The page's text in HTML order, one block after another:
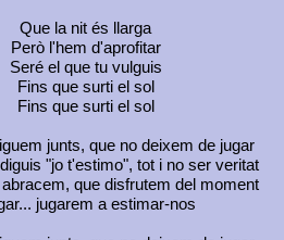
Que la nit és llarga
Però l'hem d'aprofitar
Seré el que tu vulguis
Fins que surti el sol
Fins que surti el sol
junts, que no deixem de jugar
"jo t'estimo", tot i no ser veritat
que disfrutem del moment
jugarem a estimar-nos